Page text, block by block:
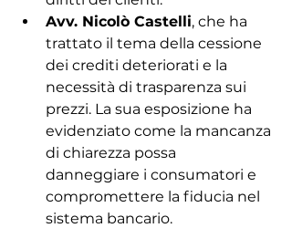
Avv. Nicolò Castelli, che ha
trattato il tema della cessione
dei crediti deteriorati e la
necessità di trasparenza sui
prezzi. La sua esposizione ha
evidenziato come la mancanza
di chiarezza possa
danneggiare i consumatori e
compromettere la fiducia nel
sistema bancario.